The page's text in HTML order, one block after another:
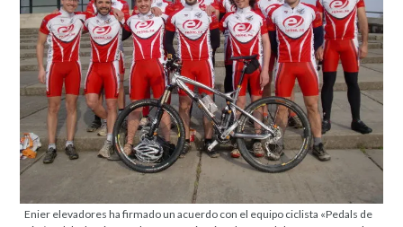
Enier elevadores ha firmado un acuerdo con el equipo ciclista «Pedals de